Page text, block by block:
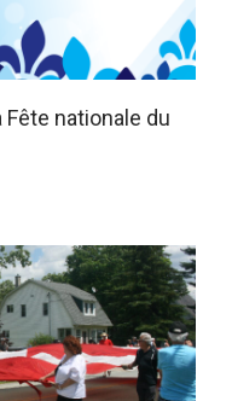
nationale du